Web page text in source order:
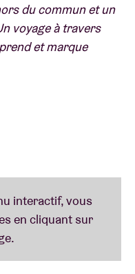
du commun et un
voyage à travers
et marque